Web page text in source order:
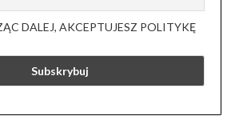
DALEJ, AKCEPTUJESZ POLITYKĘ